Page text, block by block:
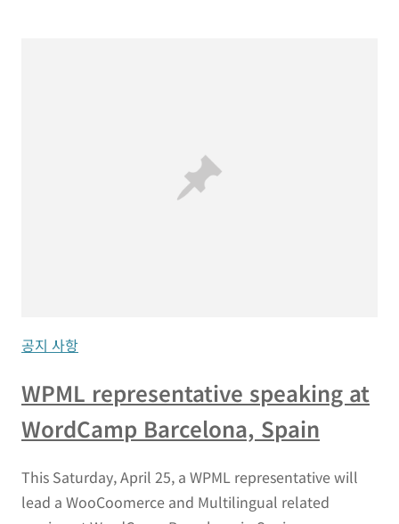
공지 사항
WPML representative speaking at
WordCamp Barcelona, Spain
This Saturday, April 25, a WPML representative will
lead a WooCoomerce and Multilingual related